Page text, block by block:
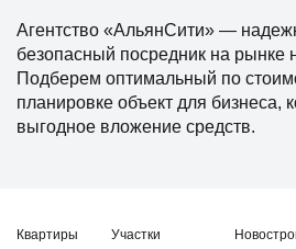
Агентство «АльянСити» —
безопасный посредник на рынке
Подберем оптимальный по
планировке объект для бизнеса,
выгодное вложение средств.
Квартиры Участки